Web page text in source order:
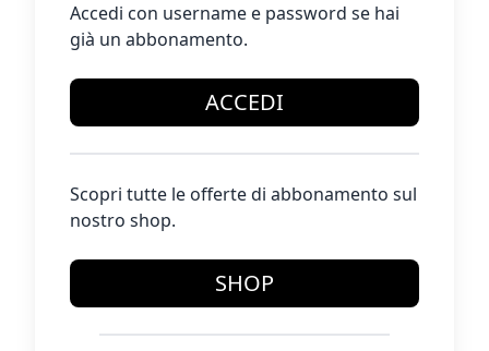
Accedi con username e password se hai
già un abbonamento.
ACCEDI
Scopri tutte le offerte di abbonamento sul
nostro shop.
SHOP